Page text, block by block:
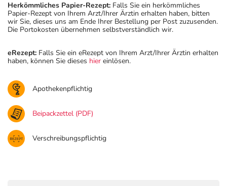
Herkömmliches Papier-Rezept: Falls Sie ein herkömmliches
Papier-Rezept von Ihrem Arzt/Ihrer Ärztin erhalten haben, bitten
wir Sie, dieses uns am Ende Ihrer Bestellung per Post zuzusenden.
Die Portokosten übernehmen selbstverständlich wir.
eRezept: Falls Sie ein eRezept von Ihrem Arzt/Ihrer Ärztin erhalten
haben, können Sie dieses hier einlösen.
Apothekenpflichtig
Beipackzettel (PDF)
Verschreibungspflichtig